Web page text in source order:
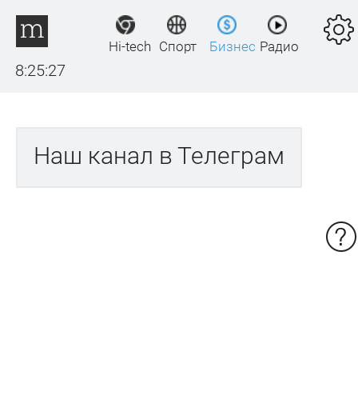
8:25:27
Hi-tech Спорт Бизнес Радио
Наш канал в Телеграм